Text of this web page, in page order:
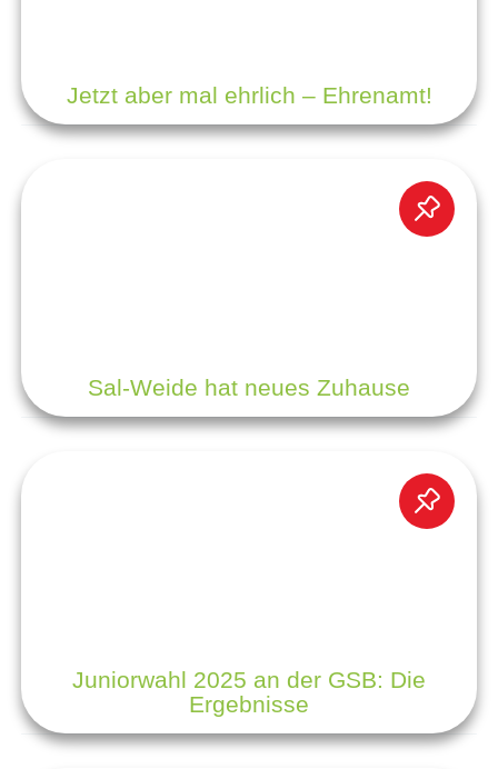
Jetzt aber mal ehrlich – Ehrenamt!
Sal-Weide hat neues Zuhause
Juniorwahl 2025 an der GSB: Die
Ergebnisse